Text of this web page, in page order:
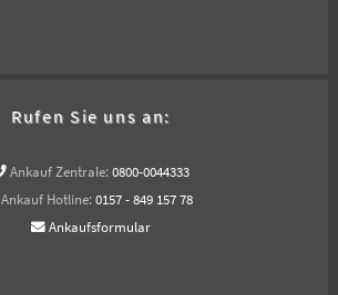
Rufen Sie uns an:
Ankauf Zentrale: 0800-0044333
Ankauf Hotline: 0157 - 849 157 78
Ankaufsformular